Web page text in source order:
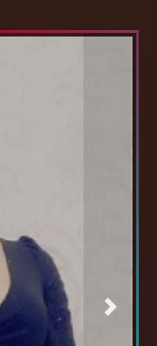
Next